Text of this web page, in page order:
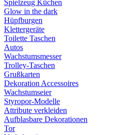
Spielzeug Küchen
Glow in the dark
Hüpfburgen
Klettergeräte
Toilette Taschen
Autos
Wachstumsmesser
Trolley-Taschen
Grußkarten
Dekoration Accessoires
Wachstumseier
Styropor-Modelle
Attribute verkleiden
Aufblasbare Dekorationen
Tor